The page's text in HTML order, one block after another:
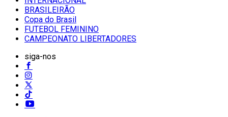
BRASILEIRÃO
Copa do Brasil
FUTEBOL FEMININO
CAMPEONATO LIBERTADORES
siga-nos